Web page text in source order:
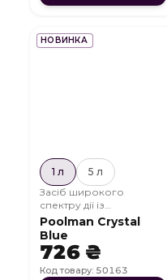
НОВИНКА
1 л
5 л
Засіб широкого
спектру дії із
знезаражуючим
ефектом
Poolman Crystal
Blue
726 ₴
Код товару: 50163